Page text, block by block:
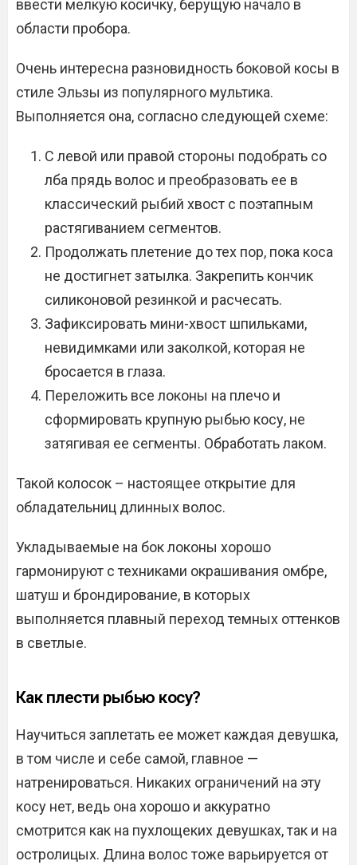
ввести мелкую косичку, берущую начало в
области пробора.
Очень интересна разновидность боковой косы в
стиле Эльзы из популярного мультика.
Выполняется она, согласно следующей схеме:
С левой или правой стороны подобрать со
лба прядь волос и преобразовать ее в
классический рыбий хвост с поэтапным
растягиванием сегментов.
Продолжать плетение до тех пор, пока коса
не достигнет затылка. Закрепить кончик
силиконовой резинкой и расчесать.
Зафиксировать мини-хвост шпильками,
невидимками или заколкой, которая не
бросается в глаза.
Переложить все локоны на плечо и
сформировать крупную рыбью косу, не
затягивая ее сегменты. Обработать лаком.
Такой колосок – настоящее открытие для
обладательниц длинных волос.
Укладываемые на бок локоны хорошо
гармонируют с техниками окрашивания омбре,
шатуш и брондирование, в которых
выполняется плавный переход темных оттенков
в светлые.
Как плести рыбью косу?
Научиться заплетать ее может каждая девушка,
в том числе и себе самой, главное —
натренироваться. Никаких ограничений на эту
косу нет, ведь она хорошо и аккуратно
смотрится как на пухлощеких девушках, так и на
остролицых. Длина волос тоже варьируется от